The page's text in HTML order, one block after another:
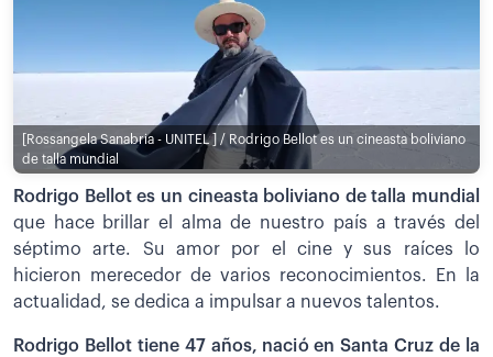
[Rossangela Sanabria - UNITEL ] / Rodrigo Bellot es un cineasta boliviano
de talla mundial
Rodrigo Bellot es un cineasta boliviano de talla mundial
que hace brillar el alma de nuestro país a través del
séptimo arte. Su amor por el cine y sus raíces lo
hicieron merecedor de varios reconocimientos. En la
actualidad, se dedica a impulsar a nuevos talentos.
Rodrigo Bellot tiene 47 años, nació en Santa Cruz de la